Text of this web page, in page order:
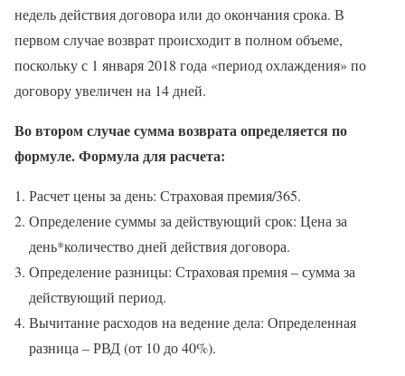
недель действия договора или до окончания срока. В
первом случае возврат происходит в полном объеме,
поскольку с 1 января 2018 года «период охлаждения» по
договору увеличен на 14 дней.
Во втором случае сумма возврата определяется по
формуле. Формула для расчета:
Расчет цены за день: Страховая премия/365.
Определение суммы за действующий срок: Цена за
день*количество дней действия договора.
Определение разницы: Страховая премия – сумма за
действующий период.
Вычитание расходов на ведение дела: Определенная
разница – РВД (от 10 до 40%).